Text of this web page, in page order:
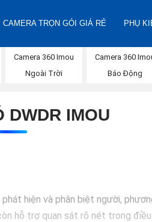
CAMERA TRỌN GÓI GIÁ RẺ PHỤ
Camera 360 Imou
Ngoài Trời
Camera 360
Báo Động
DWDR IMOU
hiện và phân biệt người,
hỗ trợ quan sát rõ nét trong